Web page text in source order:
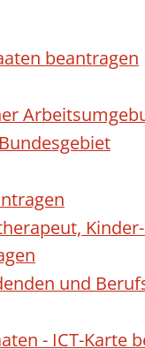
beantragen
und
- ICT-Karte